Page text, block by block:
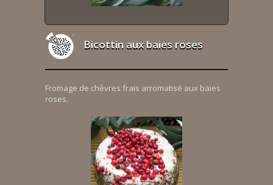
Bicottin aux baies roses
Fromage de chèvres frais arromatisé aux baies
roses.